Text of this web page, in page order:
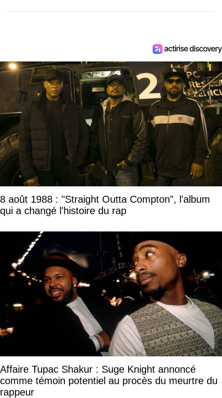
8 août 1988 : "Straight Outta Compton", l'album
qui a changé l'histoire du rap
Affaire Tupac Shakur : Suge Knight annoncé
comme témoin potentiel au procès du meurtre du
rappeur